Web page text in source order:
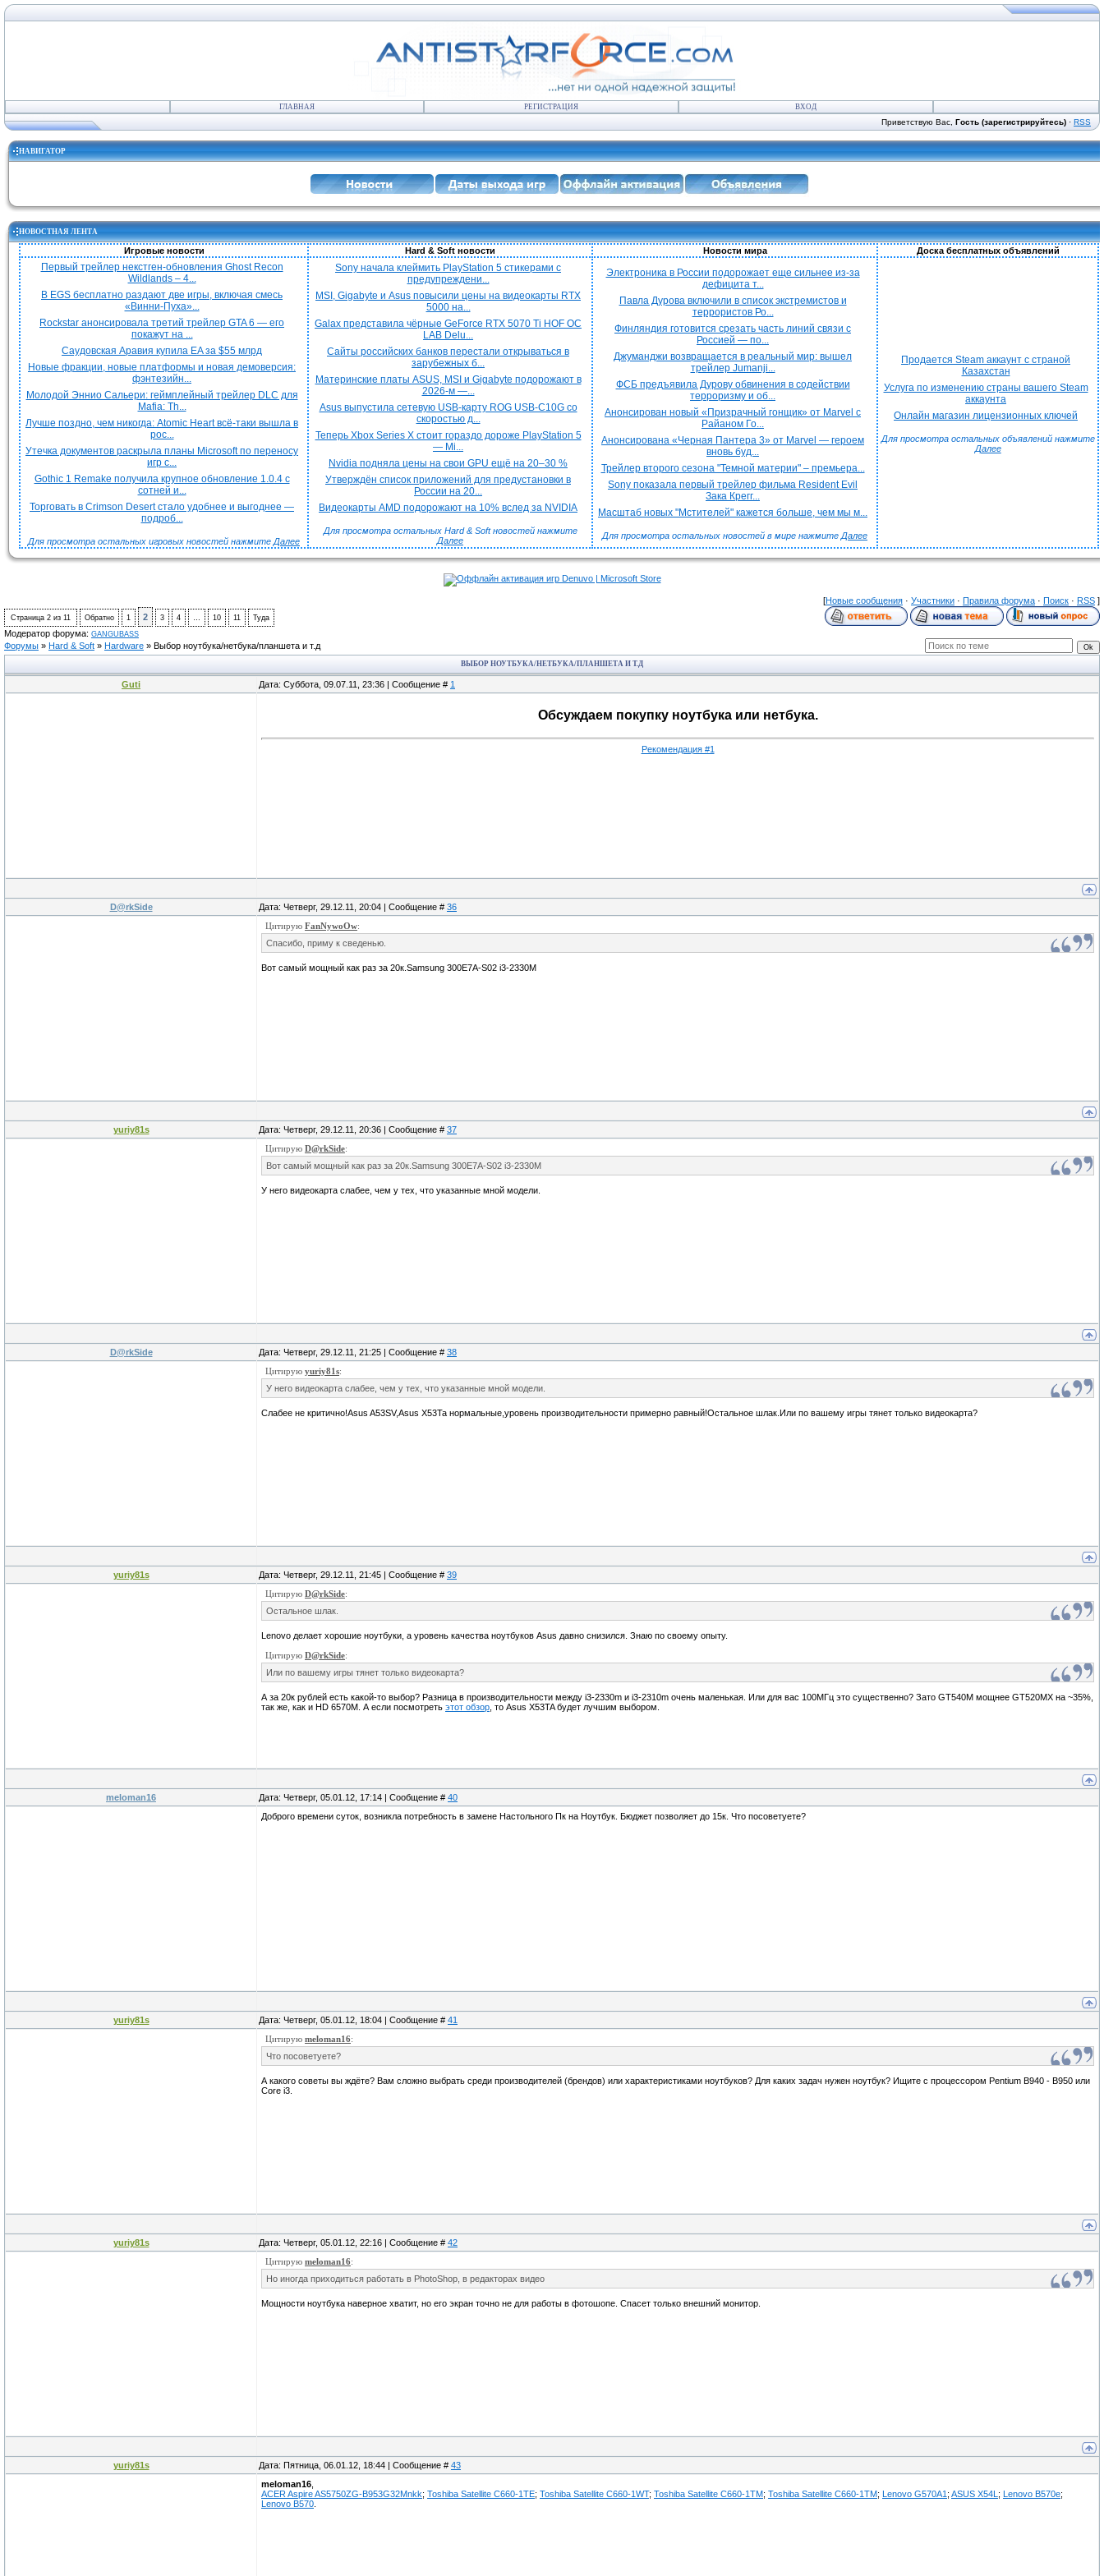
ГЛАВНАЯ РЕГИСТРАЦИЯ ВХОД
Приветствую Вас, Гость (зарегистрируйтесь) · RSS
НАВИГАТОР
НОВОСТНАЯ ЛЕНТА
Игровые новости Hard & Soft новости Новости мира Доска бесплатных объявлений
Первый трейлер некстген-обновления Ghost Recon
Wildlands – 4...
В EGS бесплатно раздают две игры, включая смесь
«Винни-Пуха»...
Rockstar анонсировала третий трейлер GTA 6 — его
покажут на ...
Саудовская Аравия купила EA за $55 млрд
Новые фракции, новые платформы и новая демоверсия:
фэнтезийн...
Молодой Эннио Сальери: геймплейный трейлер DLC для
Mafia: Th...
Лучше поздно, чем никогда: Atomic Heart всё-таки вышла в
рос...
Утечка документов раскрыла планы Microsoft по переносу
игр с...
Gothic 1 Remake получила крупное обновление 1.0.4 с
сотней и...
Торговать в Crimson Desert стало удобнее и выгоднее —
подроб...
Для просмотра остальных игровых новостей нажмите Далее
Sony начала клеймить PlayStation 5 стикерами с
предупреждени...
MSI, Gigabyte и Asus повысили цены на видеокарты RTX
5000 на...
Galax представила чёрные GeForce RTX 5070 Ti HOF OC
LAB Delu...
Сайты российских банков перестали открываться в
зарубежных б...
Материнские платы ASUS, MSI и Gigabyte подорожают в
2026-м —...
Asus выпустила сетевую USB-карту ROG USB-C10G со
скоростью д...
Теперь Xbox Series X стоит гораздо дороже PlayStation 5
— Mi...
Nvidia подняла цены на свои GPU ещё на 20–30 %
Утверждён список приложений для предустановки в
России на 20...
Видеокарты AMD подорожают на 10% вслед за NVIDIA
Для просмотра остальных Hard & Soft новостей нажмите
Далее
Электроника в России подорожает еще сильнее из-за
дефицита т...
Павла Дурова включили в список экстремистов и
террористов Ро...
Финляндия готовится срезать часть линий связи с
Россией — по...
Джуманджи возвращается в реальный мир: вышел
трейлер Jumanji...
ФСБ предъявила Дурову обвинения в содействии
терроризму и об...
Анонсирован новый «Призрачный гонщик» от Marvel с
Райаном Го...
Анонсирована «Черная Пантера 3» от Marvel — героем
вновь буд...
Трейлер второго сезона "Темной материи" – премьера...
Sony показала первый трейлер фильма Resident Evil
Зака Крегг...
Масштаб новых "Мстителей" кажется больше, чем мы м...
Для просмотра остальных новостей в мире нажмите Далее
Продается Steam аккаунт с страной
Казахстан
Услуга по изменению страны вашего Steam
аккаунта
Онлайн магазин лицензионных ключей
Для просмотра остальных объявлений нажмите
Далее
[Новые сообщения · Участники · Правила форума · Поиск · RSS ]
Страница 2 из 11 Обратно 1 2 3 4 … 10 11 Туда
Модератор форума: GANGUBASS
Форумы » Hard & Soft » Hardware » Выбор ноутбука/нетбука/планшета и т.д
ВЫБОР НОУТБУКА/НЕТБУКА/ПЛАНШЕТА И Т.Д
Guti Дата: Суббота, 09.07.11, 23:36 | Сообщение # 1
Обсуждаем покупку ноутбука или нетбука.
Рекомендация #1
D@rkSide Дата: Четверг, 29.12.11, 20:04 | Сообщение # 36
Цитирую FanNywoOw:
Спасибо, приму к сведенью.
Вот самый мощный как раз за 20к.Samsung 300E7A-S02 i3-2330M
yuriy81s Дата: Четверг, 29.12.11, 20:36 | Сообщение # 37
Цитирую D@rkSide:
Вот самый мощный как раз за 20к.Samsung 300E7A-S02 i3-2330M
У него видеокарта слабее, чем у тех, что указанные мной модели.
D@rkSide Дата: Четверг, 29.12.11, 21:25 | Сообщение # 38
Цитирую yuriy81s:
У него видеокарта слабее, чем у тех, что указанные мной модели.
Слабее не критично!Asus A53SV,Asus X53Ta нормальные,уровень производительности примерно равный!Остальное шлак.Или по вашему игры тянет только видеокарта?
yuriy81s Дата: Четверг, 29.12.11, 21:45 | Сообщение # 39
Цитирую D@rkSide:
Остальное шлак.
Lenovo делает хорошие ноутбуки, а уровень качества ноутбуков Asus давно снизился. Знаю по своему опыту.
Цитирую D@rkSide:
Или по вашему игры тянет только видеокарта?
А за 20к рублей есть какой-то выбор? Разница в производительности между i3-2330m и i3-2310m очень маленькая. Или для вас 100МГц это существенно? Зато GT540M мощнее GT520MX на ~35%,
так же, как и HD 6570M. А если посмотреть этот обзор , то Asus X53TA будет лучшим выбором.
meloman16 Дата: Четверг, 05.01.12, 17:14 | Сообщение # 40
Доброго времени суток, возникла потребность в замене Настольного Пк на Ноутбук. Бюджет позволяет до 15к. Что посоветуете?
yuriy81s Дата: Четверг, 05.01.12, 18:04 | Сообщение # 41
Цитирую meloman16:
Что посоветуете?
А какого советы вы ждёте? Вам сложно выбрать среди производителей (брендов) или характеристиками ноутбуков? Для каких задач нужен ноутбук? Ищите с процессором Pentium B940 - B950 или
Core i3.
yuriy81s Дата: Четверг, 05.01.12, 22:16 | Сообщение # 42
Цитирую meloman16:
Но иногда приходиться работать в PhotoShop, в редакторах видео
Мощности ноутбука наверное хватит, но его экран точно не для работы в фотошопе. Спасет только внешний монитор.
yuriy81s Дата: Пятница, 06.01.12, 18:44 | Сообщение # 43
meloman16
ACER Aspire AS5750ZG-B953G32Mnkk; Toshiba Satellite C660-1TE; Toshiba Satellite C660-1WT; Toshiba Satellite C660-1TM; Toshiba Satellite C660-1TM; Lenovo G570A1 ; ASUS X54L ; Lenovo B570e;
Lenovo B570